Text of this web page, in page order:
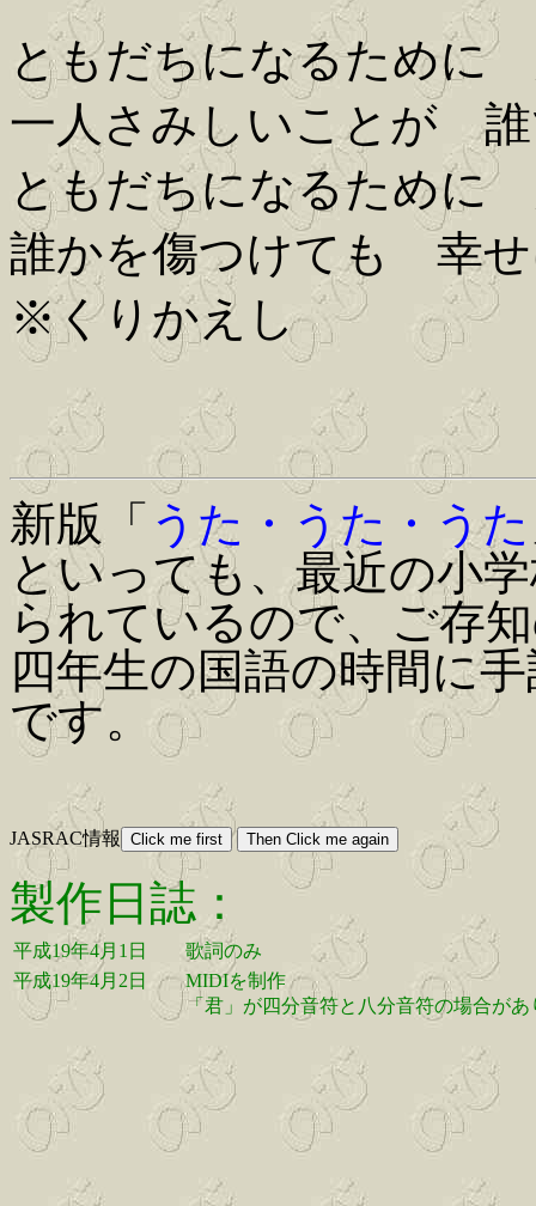
ともだちになるために
一人さみしいことが
ともだちになるために
誰かを傷つけても 幸
※くりかえし
新版「 うた・うた・うた
といっても、最近の小
られているので、ご存
四年生の国語の時間に
です。
JASRAC情報
製作日誌：
平成19年4月1日
歌詞のみ
平成19年4月2日
MIDIを制作
「君」が四分音符と八分音符の場合が